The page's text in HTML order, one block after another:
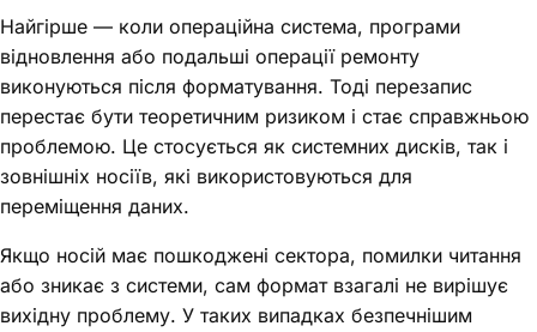
Найгірше — коли операційна система, програми
відновлення або подальші операції ремонту
виконуються після форматування. Тоді перезапис
перестає бути теоретичним ризиком і стає справжньою
проблемою. Це стосується як системних дисків, так і
зовнішніх носіїв, які використовуються для
переміщення даних.
Якщо носій має пошкоджені сектора, помилки читання
або зникає з системи, сам формат взагалі не вирішує
вихідну проблему. У таких випадках безпечнішим